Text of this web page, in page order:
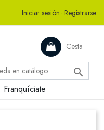
Iniciar sesión · Registrarse
Cesta

Franquíciate